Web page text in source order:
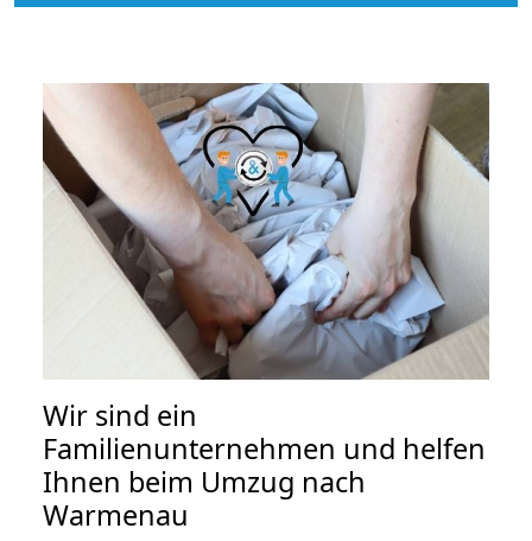
Wir sind ein
Familienunternehmen und helfen
Ihnen beim Umzug nach
Warmenau